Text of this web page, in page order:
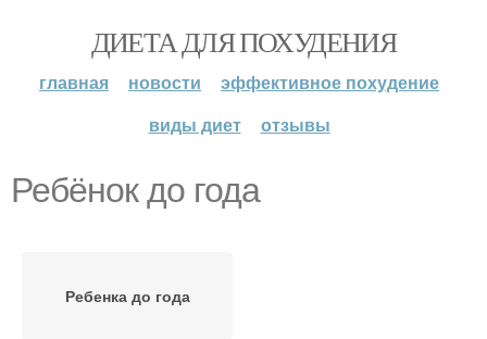
ДИЕТА ДЛЯ ПОХУДЕНИЯ
главная новости
эффективное похудение
виды диет
отзывы
Ребёнок до года
Ребенка до года